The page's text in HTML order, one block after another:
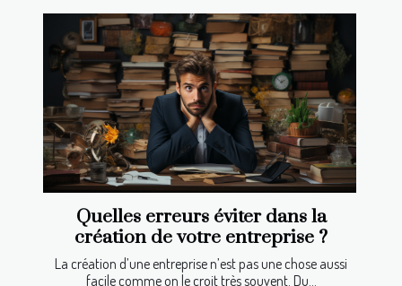
Quelles erreurs éviter dans la
création de votre entreprise ?
La création d’une entreprise n’est pas une chose aussi
facile comme on le croit très souvent. Du...